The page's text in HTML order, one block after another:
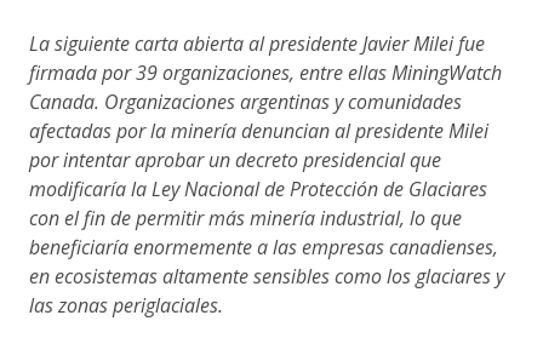
La siguiente carta abierta al presidente Javier Milei fue
firmada por 39 organizaciones, entre ellas MiningWatch
Canada. Organizaciones argentinas y comunidades
afectadas por la minería denuncian al presidente Milei
por intentar aprobar un decreto presidencial que
modificaría la Ley Nacional de Protección de Glaciares
con el fin de permitir más minería industrial, lo que
beneficiaría enormemente a las empresas canadienses,
en ecosistemas altamente sensibles como los glaciares y
las zonas periglaciales.